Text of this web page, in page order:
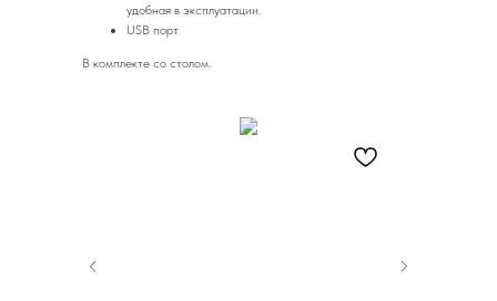
удобная в эксплуатации.
USB порт.
В комплекте со столом.